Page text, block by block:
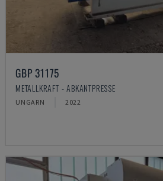
GBP 31175
METALLKRAFT - ABKANTPRESSE
UNGARN 2022